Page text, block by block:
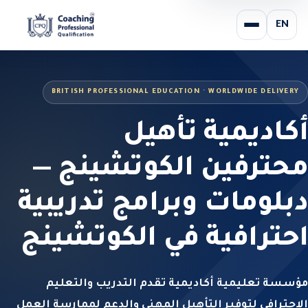
EN
BRITISH PROFESSIONAL EDUCATION · WORLDWIDE DELIVERY
أكاديمية تأهيل
محترفين الكوتشينج —
دبلومات وبرامج تدريبية
احترافية في الكوتشينج
مؤسسة تعليمية أكاديمية تقدم التدريب والتعليم